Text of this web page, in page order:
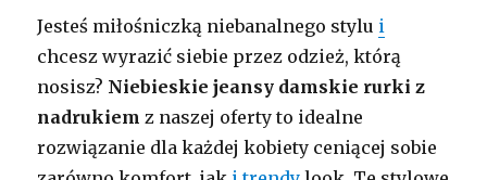
Jesteś miłośniczką niebanalnego stylu i
chcesz wyrazić siebie przez odzież, którą
nosisz? Niebieskie jeansy damskie rurki z
nadrukiem z naszej oferty to idealne
rozwiązanie dla każdej kobiety ceniącej sobie